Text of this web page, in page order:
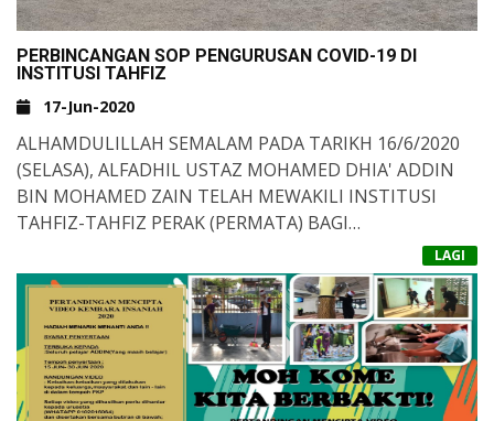
PERBINCANGAN SOP PENGURUSAN COVID-19 DI
INSTITUSI TAHFIZ
17-Jun-2020
ALHAMDULILLAH SEMALAM PADA TARIKH 16/6/2020
(SELASA), ALFADHIL USTAZ MOHAMED DHIA' ADDIN
BIN MOHAMED ZAIN TELAH MEWAKILI INSTITUSI
TAHFIZ-TAHFIZ PERAK (PERMATA) BAGI
PERBINCANGAN "SOP PENGURUSAN COVID-19 DI
INSTITUSI TAHFIZ/MADRASAH DAN SEKOLAH AGAMA",
BERTEMPAT DI PWTC ANJURAN PENGERUSI
PEMBANGUNAN KEMAHIRAN MALAYSIA.
ALHAMDULILLAH SEGALANYA BERJALAN LANCAR DAN
DIPERMUDAHKAN ALLAH.
SEMOGA SEGALA JIHAD, PENGORBANAN DAN
TANGGUNGJAWAB YANG DILAKSANAKAN DIREDHAI
ALLAH.
LAGI